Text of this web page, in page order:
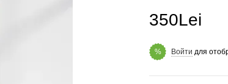
350Lei
% Войти для